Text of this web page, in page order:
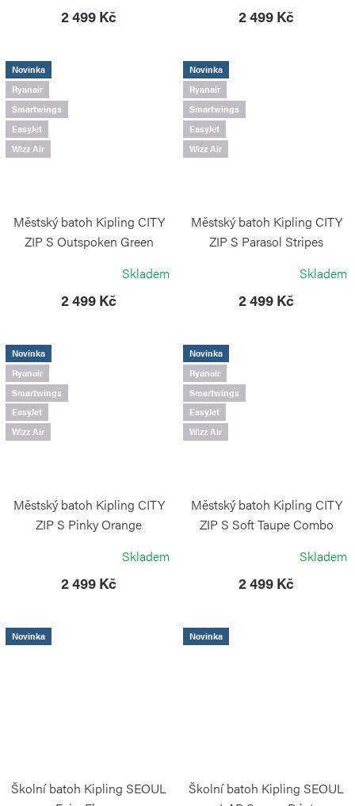
2 499 Kč 2 499 Kč
Novinka
Ryanair
Smartwings
EasyJet
Wizz Air
Městský batoh Kipling CITY
ZIP S Outspoken Green
Skladem
2 499 Kč
Novinka
Ryanair
Smartwings
EasyJet
Wizz Air
Městský batoh Kipling CITY
ZIP S Parasol Stripes
Skladem
2 499 Kč
Novinka
Ryanair
Smartwings
EasyJet
Wizz Air
Městský batoh Kipling CITY
ZIP S Pinky Orange
Skladem
2 499 Kč
Novinka
Ryanair
Smartwings
EasyJet
Wizz Air
Městský batoh Kipling CITY
ZIP S Soft Taupe Combo
Skladem
2 499 Kč
Novinka
Školní batoh Kipling SEOUL
Novinka
Školní batoh Kipling SEOUL